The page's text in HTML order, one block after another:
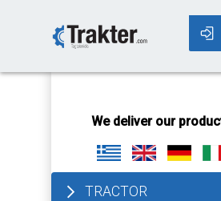
We deliver our products
TRACTOR